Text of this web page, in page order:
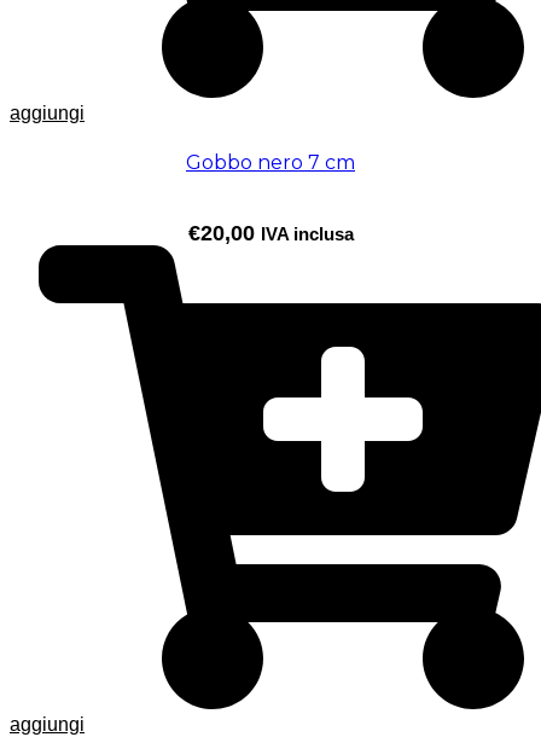
aggiungi
Gobbo nero 7 cm
€20,00 IVA inclusa
aggiungi